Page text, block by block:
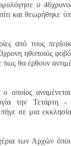
ο
και θεωρήθηκε
από τους
ηθοποιός
πως θα έρθουν
οποίος
την Τετάρτη
σε μια
των Αρχών